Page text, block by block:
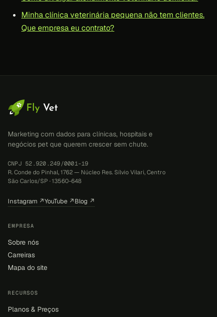
Minha clínica veterinária pequena não tem clientes.
Que empresa eu contrato?
Marketing com dados para clínicas, hospitais e
negócios pet que querem crescer sem chute.
CNPJ 52.920.249/0001-19
R. Conde do Pinhal, 1762 — Núcleo Res. Sílvio Vilari, Centro
São Carlos/SP · 13560-648
Instagram ↗YouTube ↗Blog ↗
EMPRESA
Sobre nós
Carreiras
Mapa do site
RECURSOS
Planos & Preços